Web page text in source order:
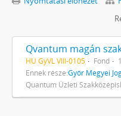
Qvantum magán
HU GyVL VIII-0105 Fond
Ennek része:Győr Megyei
Quantum Üzleti